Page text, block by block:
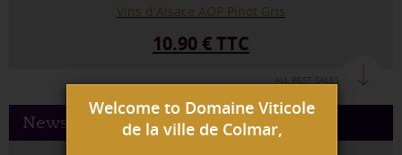
Vins d'Alsace AOP Pinot Gris
10.90 € TTC
ALL BEST SALES
News
Welcome to Domaine Viticole
de la ville de Colmar,